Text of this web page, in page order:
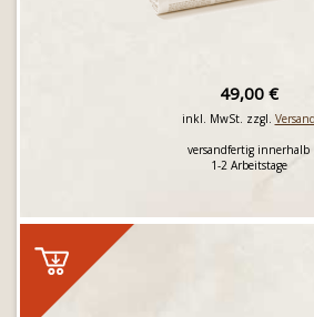
49,00 €
inkl. MwSt. zzgl. Versand
versandfertig innerhalb
1-2 Arbeitstage